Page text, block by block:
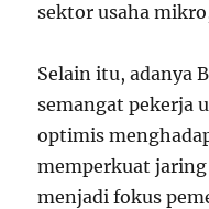
sektor usaha
Selain itu, adanya
semangat pekerja
optimis
memperkuat
menjadi fokus